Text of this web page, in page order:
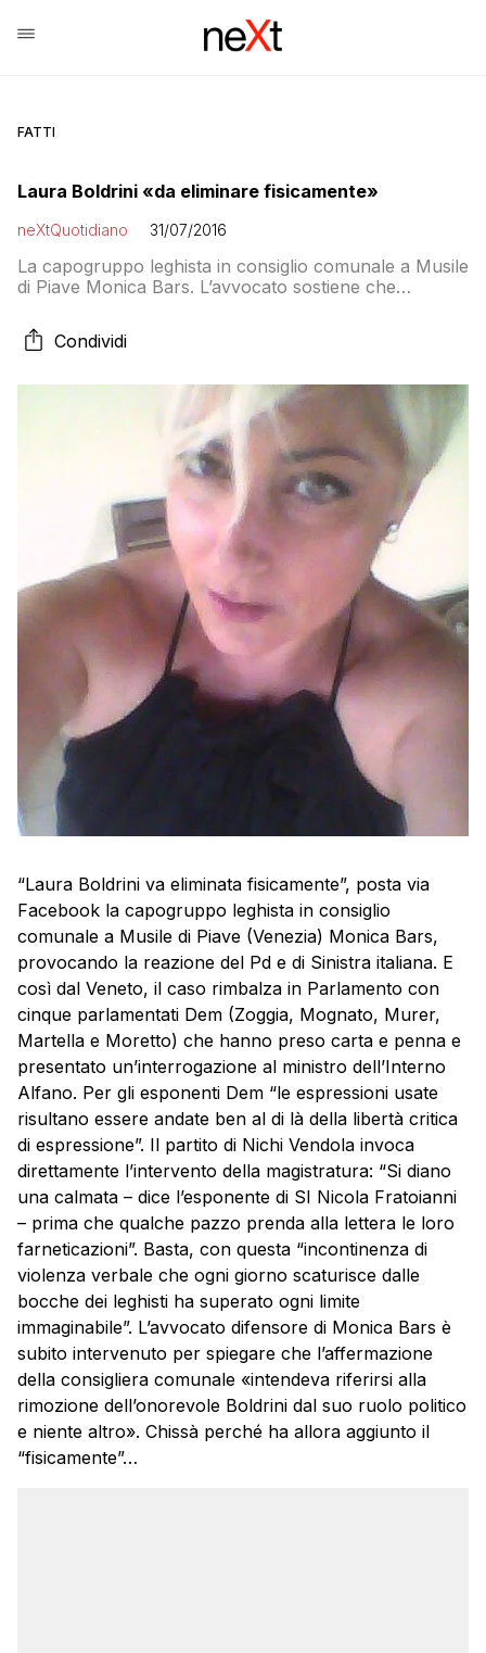
FATTI
Laura Boldrini «da eliminare fisicamente»
neXtQuotidiano 31/07/2016
La capogruppo leghista in consiglio comunale a Musile
di Piave Monica Bars. L’avvocato sostiene che
Condividi
“Laura Boldrini va eliminata fisicamente”, posta via
Facebook la capogruppo leghista in consiglio
comunale a Musile di Piave (Venezia) Monica Bars,
provocando la reazione del Pd e di Sinistra italiana. E
così dal Veneto, il caso rimbalza in Parlamento con
cinque parlamentati Dem (Zoggia, Mognato, Murer,
Martella e Moretto) che hanno preso carta e penna e
presentato un’interrogazione al ministro dell’Interno
Alfano. Per gli esponenti Dem “le espressioni usate
risultano essere andate ben al di là della libertà critica
di espressione”. Il partito di Nichi Vendola invoca
direttamente l’intervento della magistratura: “Si diano
una calmata – dice l’esponente di SI Nicola Fratoianni
– prima che qualche pazzo prenda alla lettera le loro
farneticazioni”. Basta, con questa “incontinenza di
violenza verbale che ogni giorno scaturisce dalle
bocche dei leghisti ha superato ogni limite
immaginabile”. L’avvocato difensore di Monica Bars è
subito intervenuto per spiegare che l’affermazione
della consigliera comunale «intendeva riferirsi alla
rimozione dell’onorevole Boldrini dal suo ruolo politico
e niente altro». Chissà perché ha allora aggiunto il
“fisicamente”…